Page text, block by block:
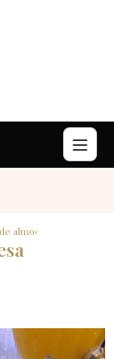
almoco para empresa